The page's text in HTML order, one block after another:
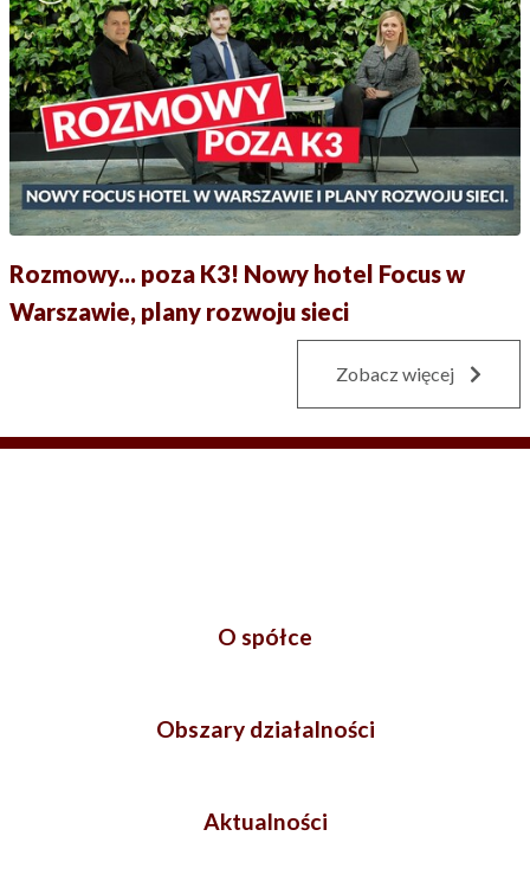
Rozmowy... poza K3! Nowy hotel Focus w
Warszawie, plany rozwoju sieci
Zobacz więcej
O spółce
Obszary działalności
Aktualności